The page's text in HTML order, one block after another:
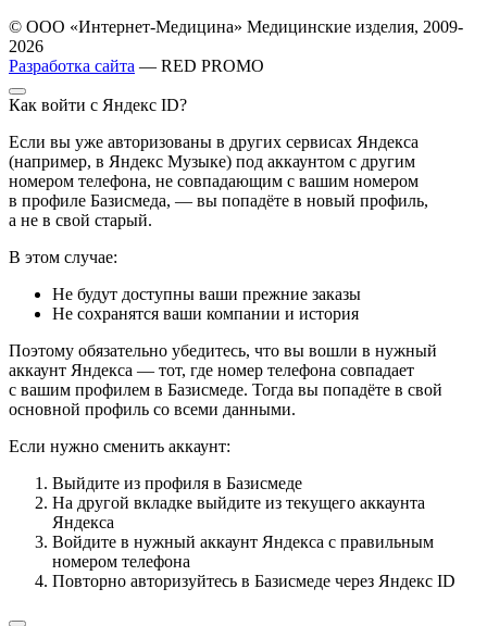
© ООО «Интернет-Медицина» Медицинские изделия, 2009-
2026
Разработка сайта — RED PROMO
Как войти с Яндекс ID?
Если вы уже авторизованы в других сервисах Яндекса
(например, в Яндекс Музыке) под аккаунтом с другим
номером телефона, не совпадающим с вашим номером
в профиле Базисмеда, — вы попадёте в новый профиль,
а не в свой старый.
В этом случае:
Не будут доступны ваши прежние заказы
Не сохранятся ваши компании и история
Поэтому обязательно убедитесь, что вы вошли в нужный
аккаунт Яндекса — тот, где номер телефона совпадает
с вашим профилем в Базисмеде. Тогда вы попадёте в свой
основной профиль со всеми данными.
Если нужно сменить аккаунт:
Выйдите из профиля в Базисмеде
На другой вкладке выйдите из текущего аккаунта
Яндекса
Войдите в нужный аккаунт Яндекса с правильным
номером телефона
Повторно авторизуйтесь в Базисмеде через Яндекс ID